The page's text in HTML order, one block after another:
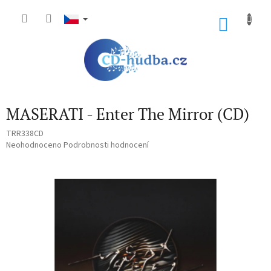
MASERATI - Enter The Mirror (CD)
TRR338CD
Průměrné
Neohodnoceno Podrobnosti hodnocení